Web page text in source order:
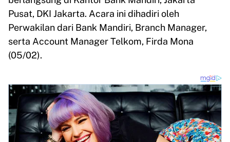
Pusat, DKI Jakarta. Acara ini dihadiri oleh
Perwakilan dari Bank Mandiri, Branch Manager,
serta Account Manager Telkom, Firda Mona
(05/02).